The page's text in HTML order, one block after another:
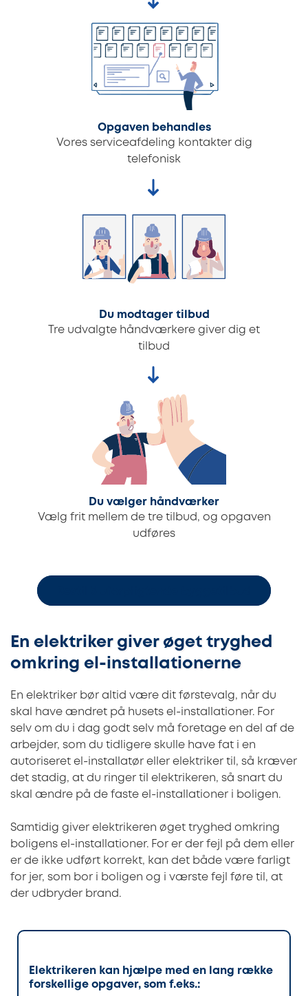
Opgaven behandles
Vores serviceafdeling kontakter dig
telefonisk
Du modtager tilbud
Tre udvalgte håndværkere giver dig et
tilbud
Du vælger håndværker
Vælg frit mellem de tre tilbud, og opgaven
udføres
En elektriker giver øget tryghed
omkring el-installationerne
En elektriker bør altid være dit førstevalg, når du
skal have ændret på husets el-installationer. For
selv om du i dag godt selv må foretage en del af de
arbejder, som du tidligere skulle have fat i en
autoriseret el-installatør eller elektriker til, så kræver
det stadig, at du ringer til elektrikeren, så snart du
skal ændre på de faste el-installationer i boligen.
Samtidig giver elektrikeren øget tryghed omkring
boligens el-installationer. For er der fejl på dem eller
er de ikke udført korrekt, kan det både være farligt
for jer, som bor i boligen og i værste fejl føre til, at
der udbryder brand.
Elektrikeren kan hjælpe med en lang række
forskellige opgaver, som f.eks.: